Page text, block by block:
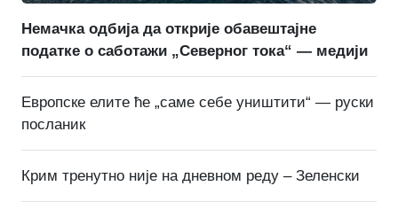
Немачка одбија да открије обавештајне
податке о саботажи „Северног тока“ — медији
Европске елите ће „саме себе уништити“ — руски
посланик
Крим тренутно није на дневном реду – Зеленски